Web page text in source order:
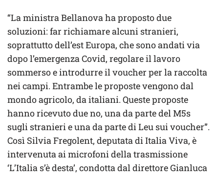
“La ministra Bellanova ha proposto due
soluzioni: far richiamare alcuni stranieri,
soprattutto dell’est Europa, che sono andati via
dopo l’emergenza Covid, regolare il lavoro
sommerso e introdurre il voucher per la raccolta
nei campi. Entrambe le proposte vengono dal
mondo agricolo, da italiani. Queste proposte
hanno ricevuto due no, una da parte del M5s
sugli stranieri e una da parte di Leu sui voucher”.
Così Silvia Fregolent, deputata di Italia Viva, è
intervenuta ai microfoni della trasmissione
‘L’Italia s’è desta’, condotta dal direttore Gianluca